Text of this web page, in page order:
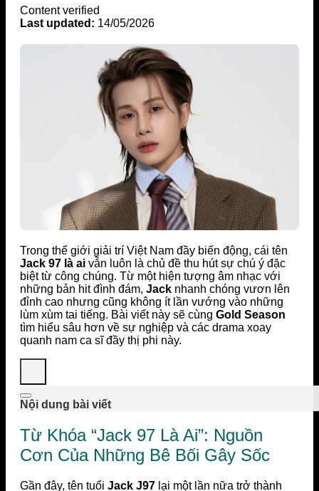
Content verified
Last updated: 14/05/2026
Trong thế giới giải trí Việt Nam đầy biến động, cái tên
Jack 97 là ai vẫn luôn là chủ đề thu hút sự chú ý đặc
biệt từ công chúng. Từ một hiện tượng âm nhạc với
những bản hit đình đám, Jack nhanh chóng vươn lên
đỉnh cao nhưng cũng không ít lần vướng vào những
lùm xùm tai tiếng. Bài viết này sẽ cùng Gold Season
tìm hiểu sâu hơn về sự nghiệp và các drama xoay
quanh nam ca sĩ đầy thị phi này.
Nội dung bài viết
Từ Khóa “Jack 97 Là Ai”: Nguồn
Cơn Của Những Bê Bối Gây Sốc
Gần đây, tên tuổi Jack J97 lại một lần nữa trở thành